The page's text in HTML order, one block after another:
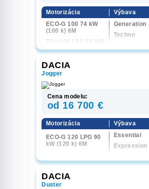
Motorizácia
ECO-G 100 74 kW
(100 k) 6M
TCe 100 LPG 74 kW
(100 k) 6M
Výbava
Generation
Techno
DACIA
Jogger
Cena modelu:
od 16 700 €
Motorizácia
ECO-G 120 LPG 90
kW (120 k) 6M
Výbava
Essential
Expression
DACIA
Duster